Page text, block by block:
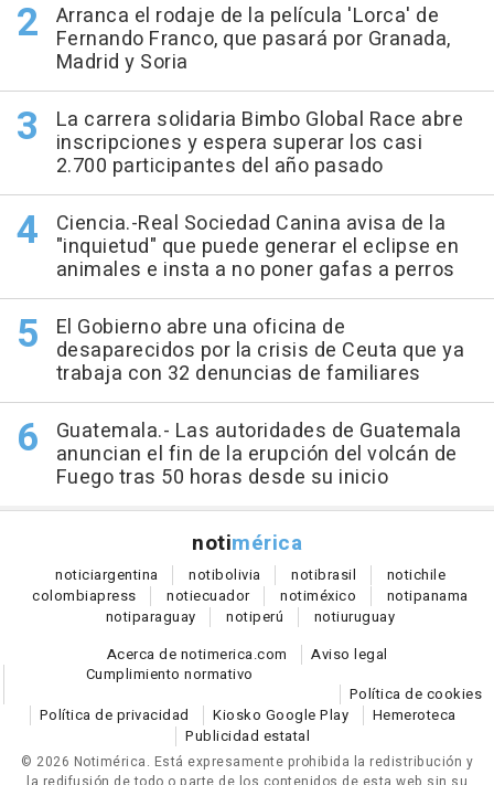
Arranca el rodaje de la película 'Lorca' de
Fernando Franco, que pasará por Granada,
Madrid y Soria
La carrera solidaria Bimbo Global Race abre
inscripciones y espera superar los casi
2.700 participantes del año pasado
Ciencia.-Real Sociedad Canina avisa de la
"inquietud" que puede generar el eclipse en
animales e insta a no poner gafas a perros
El Gobierno abre una oficina de
desaparecidos por la crisis de Ceuta que ya
trabaja con 32 denuncias de familiares
Guatemala.- Las autoridades de Guatemala
anuncian el fin de la erupción del volcán de
Fuego tras 50 horas desde su inicio
notimérica
noticiargentina notibolivia notibrasil notichile
colombiapress notiecuador notiméxico notipanama
notiparaguay notiperú notiuruguay
Acerca de notimerica.com
Aviso legal
Cumplimiento normativo
Política de cookies
Política de privacidad
Kiosko Google Play
Hemeroteca
Publicidad estatal
© 2026 Notimérica. Está expresamente prohibida la redistribución y